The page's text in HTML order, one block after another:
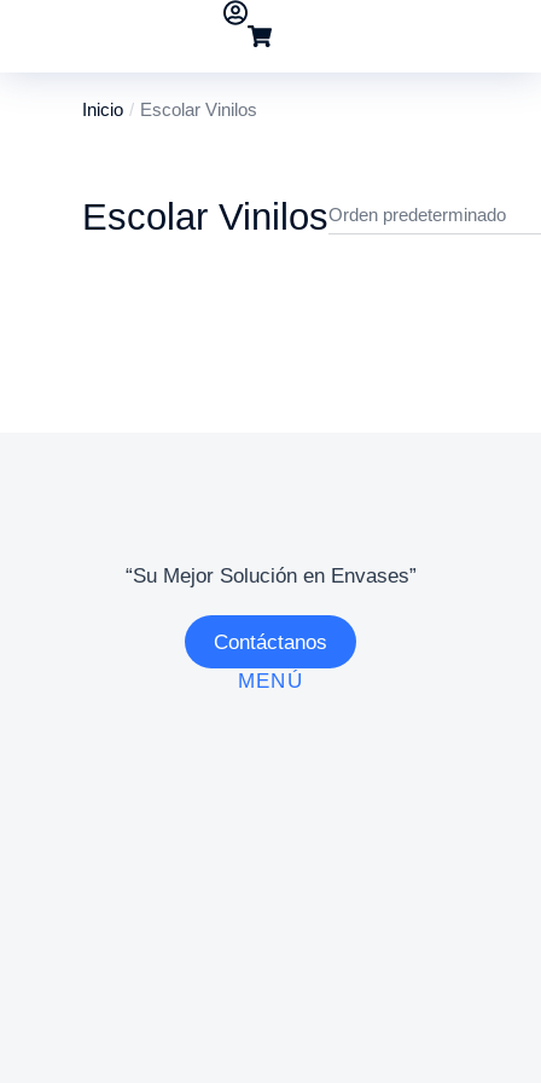
Estás aquí:
Inicio Escolar Vinilos
Escolar Vinilos
“Su Mejor Solución en Envases”
Contáctanos
MENÚ